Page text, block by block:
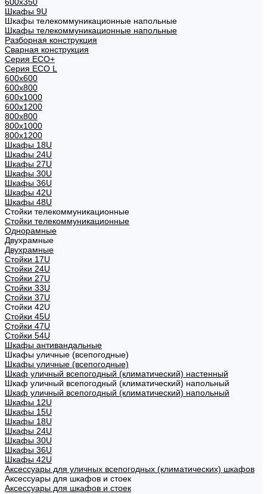
Шкафы 9U
Шкафы телекоммуникационные напольные
Шкафы телекоммуникационные напольные
Разборная конструкция
Сварная конструкция
Серия ECO+
Серия ECO L
600x600
600x800
600х1000
600х1200
800x800
800х1000
800х1200
Шкафы 18U
Шкафы 24U
Шкафы 27U
Шкафы 30U
Шкафы 36U
Шкафы 42U
Шкафы 48U
Стойки телекоммуникационные
Стойки телекоммуникационные
Однорамные
Двухрамные
Двухрамные
Стойки 17U
Стойки 24U
Стойки 27U
Стойки 33U
Стойки 37U
Стойки 42U
Стойки 45U
Стойки 47U
Стойки 54U
Шкафы антивандальные
Шкафы уличные (всепогодные)
Шкафы уличные (всепогодные)
Шкаф уличный всепогодный (климатический) настенный
Шкаф уличный всепогодный (климатический) напольный
Шкаф уличный всепогодный (климатический) напольный
Шкафы 12U
Шкафы 15U
Шкафы 18U
Шкафы 24U
Шкафы 30U
Шкафы 36U
Шкафы 42U
Аксессуары для уличных всепогодных (климатических) шкафов
Аксессуары для шкафов и стоек
Аксессуары для шкафов и стоек